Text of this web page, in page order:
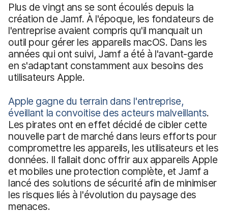
Plus de vingt ans se sont écoulés depuis la
création de Jamf. À l'époque, les fondateurs de
l'entreprise avaient compris qu'il manquait un
outil pour gérer les appareils macOS. Dans les
années qui ont suivi, Jamf a été à l'avant-garde
en s'adaptant constamment aux besoins des
utilisateurs Apple.
Apple gagne du terrain dans l'entreprise,
éveillant la convoitise des acteurs malveillants.
Les pirates ont en effet décidé de cibler cette
nouvelle part de marché dans leurs efforts pour
compromettre les appareils, les utilisateurs et les
données. Il fallait donc offrir aux appareils Apple
et mobiles une protection complète, et Jamf a
lancé des solutions de sécurité afin de minimiser
les risques liés à l'évolution du paysage des
menaces.